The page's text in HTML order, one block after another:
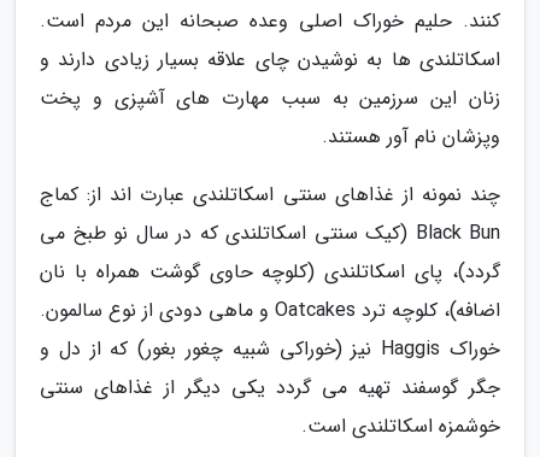
کنند. حلیم خوراک اصلی وعده صبحانه این مردم است.
اسکاتلندی ها به نوشیدن چای علاقه بسیار زیادی دارند و
زنان این سرزمین به سبب مهارت های آشپزی و پخت
وپزشان نام آور هستند.
چند نمونه از غذاهای سنتی اسکاتلندی عبارت اند از: کماج
Black Bun (کیک سنتی اسکاتلندی که در سال نو طبخ می
گردد)، پای اسکاتلندی (کلوچه حاوی گوشت همراه با نان
اضافه)، کلوچه ترد Oatcakes و ماهی دودی از نوع سالمون.
خوراک Haggis نیز (خوراکی شبیه چغور بغور) که از دل و
جگر گوسفند تهیه می گردد یکی دیگر از غذاهای سنتی
خوشمزه اسکاتلندی است.